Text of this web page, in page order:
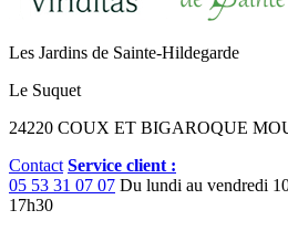
Les Jardins de Sainte-Hildegarde
Le Suquet
24220 COUX ET BIGAROQUE
Contact Service client :
05 53 31 07 07 Du lundi au vendredi
17h30